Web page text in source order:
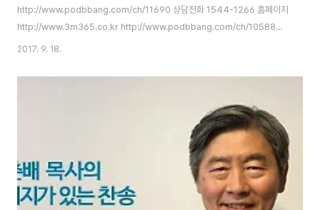
http://www.podbbang.com/ch/11690 상담전화 1544-1266 홈페이지
http://www.3m365.co.kr http://www.podbbang.com/ch/10588
http://www.podbbang.com/ch/11491
2017. 9. 18.